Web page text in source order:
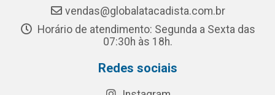
vendas@globalatacadista.com.br
Horário de atendimento: Segunda a Sexta das
07:30h às 18h.
Redes sociais